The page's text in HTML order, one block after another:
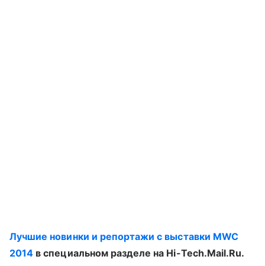
Лучшие новинки и репортажи с выставки MWC
2014 в специальном разделе на Hi-Tech.Mail.Ru.